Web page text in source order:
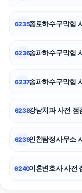
6235종로하수구막힘
6236송파하수구막힘
6237송파하수구막힘
6238강남치과 사전
6239인천탐정사무소
6240이혼변호사 사전